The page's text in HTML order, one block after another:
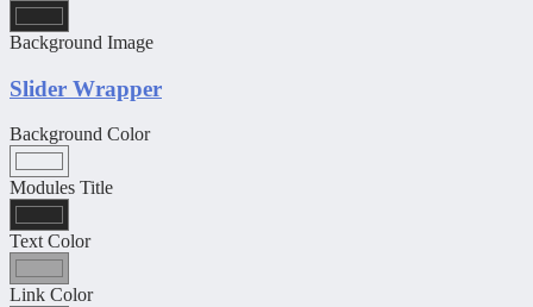
Background Image
Slider Wrapper
Background Color
Modules Title
Text Color
Link Color